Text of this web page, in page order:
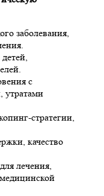
заболевания,
с
утратами
стратегии,
качество
лечения,